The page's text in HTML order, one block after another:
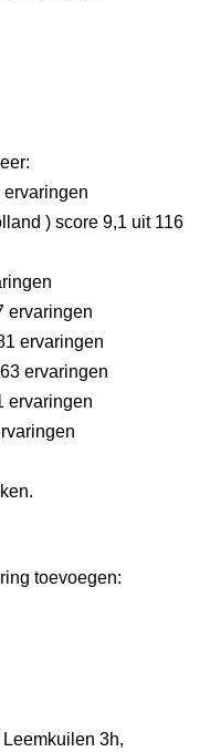
ervaringen
) score 9,1 uit 116
ervaringen
ervaringen
ervaringen
ervaringen
toevoegen:
Leemkuilen 3h,